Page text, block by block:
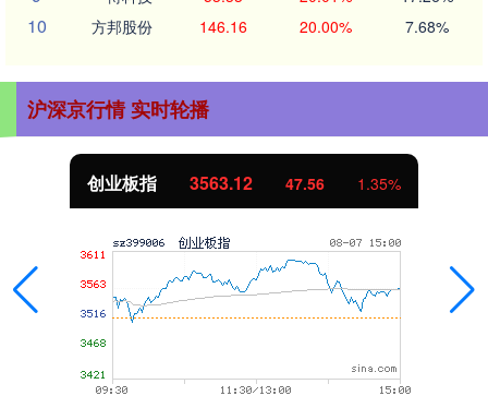
10 方邦股份 146.16 20.00% 7.68%
沪深京行情 实时轮播
创业板指 3563.12 47.56 1.35%